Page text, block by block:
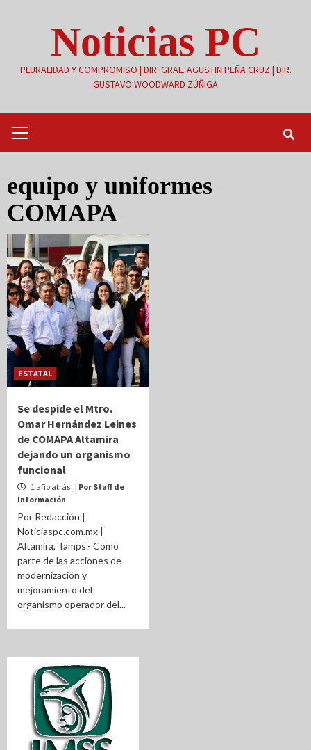
Noticias PC
PLURALIDAD Y COMPROMISO | DIR. GRAL. AGUSTIN PEÑA CRUZ | DIR.
GUSTAVO WOODWARD ZÚÑIGA
primario
equipo y uniformes
COMAPA
ESTATAL
Se despide el Mtro.
Omar Hernández Leines
de COMAPA Altamira
dejando un organismo
funcional
1 año atrás | Por Staff de
Información
Por Redacción |
Noticiaspc.com.mx |
Altamira, Tamps.- Como
parte de las acciones de
modernización y
mejoramiento del
organismo operador del...